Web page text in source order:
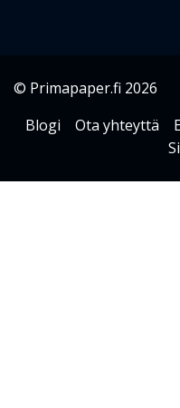
© Primapaper.fi 2026
Blogi
Ota yhteyttä